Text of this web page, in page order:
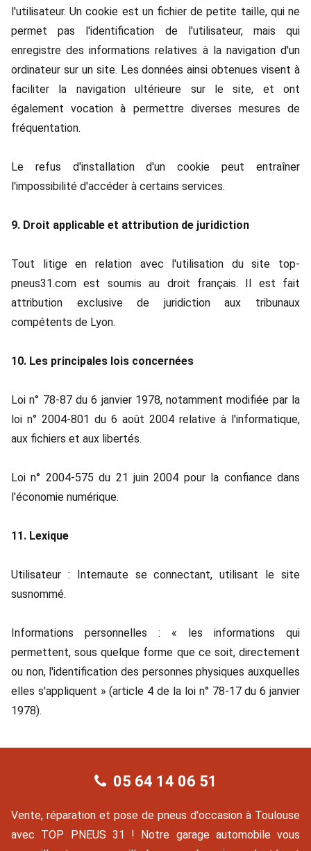
l'utilisateur. Un cookie est un fichier de petite taille, qui ne
permet pas l'identification de l'utilisateur, mais qui
enregistre des informations relatives à la navigation d'un
ordinateur sur un site. Les données ainsi obtenues visent à
faciliter la navigation ultérieure sur le site, et ont
également vocation à permettre diverses mesures de
fréquentation.
Le refus d'installation d'un cookie peut entraîner
l'impossibilité d'accéder à certains services.
9. Droit applicable et attribution de juridiction
Tout litige en relation avec l'utilisation du site top-
pneus31.com est soumis au droit français. Il est fait
attribution exclusive de juridiction aux tribunaux
compétents de Lyon.
10. Les principales lois concernées
Loi n° 78-87 du 6 janvier 1978, notamment modifiée par la
loi n° 2004-801 du 6 août 2004 relative à l'informatique,
aux fichiers et aux libertés.
Loi n° 2004-575 du 21 juin 2004 pour la confiance dans
l'économie numérique.
11. Lexique
Utilisateur : Internaute se connectant, utilisant le site
susnommé.
Informations personnelles : « les informations qui
permettent, sous quelque forme que ce soit, directement
ou non, l'identification des personnes physiques auxquelles
elles s'appliquent » (article 4 de la loi n° 78-17 du 6 janvier
1978).
05 64 14 06 51
Vente, réparation et pose de pneus d'occasion à Toulouse
avec TOP PNEUS 31 ! Notre garage automobile vous